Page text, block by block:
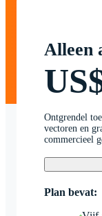
Alleen
Ontgrendel
vectoren en
commercieel
Plan bevat: